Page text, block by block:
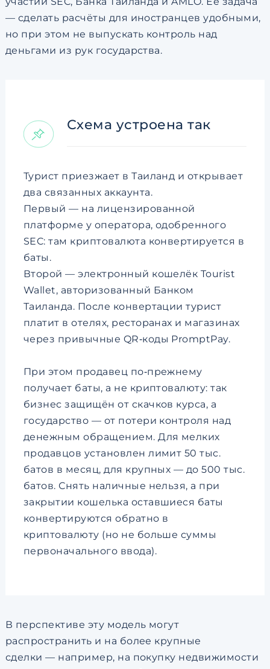
— сделать расчёты для иностранцев удобными,
но при этом не выпускать контроль над
деньгами из рук государства.
Схема устроена так
Турист приезжает в Таиланд и открывает
два связанных аккаунта.
Первый — на лицензированной
платформе у оператора, одобренного
SEC: там криптовалюта конвертируется в
баты.
Второй — электронный кошелёк Tourist
Wallet, авторизованный Банком
Таиланда. После конвертации турист
платит в отелях, ресторанах и магазинах
через привычные QR‑коды PromptPay.
При этом продавец по‑прежнему
получает баты, а не криптовалюту: так
бизнес защищён от скачков курса, а
государство — от потери контроля над
денежным обращением. Для мелких
продавцов установлен лимит 50 тыс.
батов в месяц, для крупных — до 500 тыс.
батов. Снять наличные нельзя, а при
закрытии кошелька оставшиеся баты
конвертируются обратно в
криптовалюту (но не больше суммы
первоначального ввода).
В перспективе эту модель могут
распространить и на более крупные
сделки — например, на покупку недвижимости